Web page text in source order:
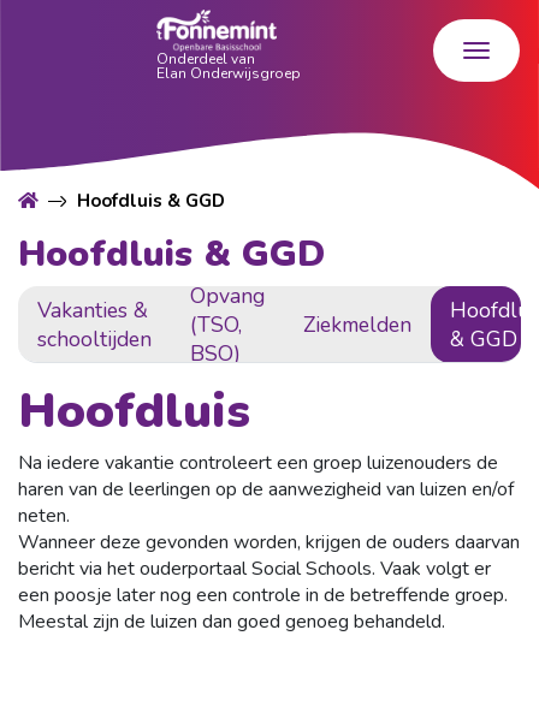
Hoofdluis & GGD
Hoofdluis & GGD
Vakanties &
schooltijden
Opvang
(TSO,
BSO)
Ziekmelden
& GGD
Hoofdluis
Na iedere vakantie controleert een groep luizenouders de
haren van de leerlingen op de aanwezigheid van luizen en/of
neten.
Wanneer deze gevonden worden, krijgen de ouders daarvan
bericht via het ouderportaal Social Schools. Vaak volgt er
een poosje later nog een controle in de betreffende groep.
Meestal zijn de luizen dan goed genoeg behandeld.